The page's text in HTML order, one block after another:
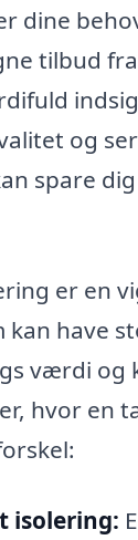
dine
tilbud
og
spare
er en
kan have
værdi og
hvor en
isolering: